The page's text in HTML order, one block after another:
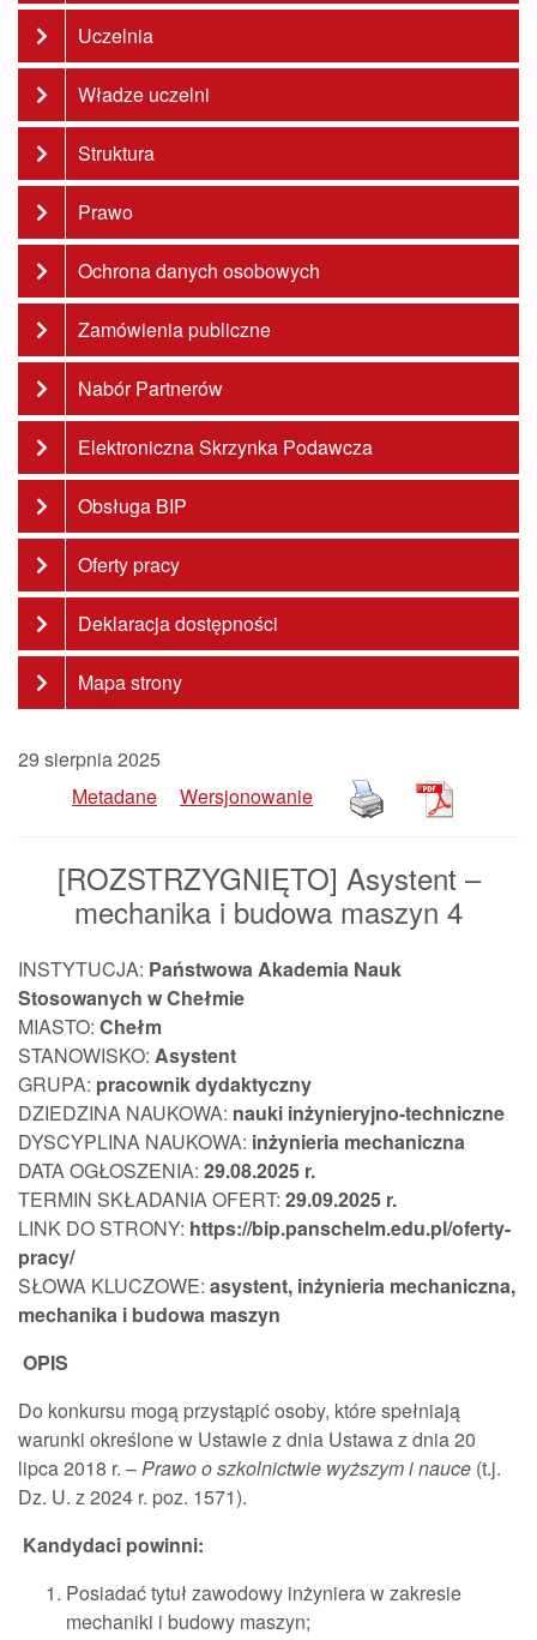
Uczelnia
Władze uczelni
Struktura
Prawo
Ochrona danych osobowych
Zamówienia publiczne
Nabór Partnerów
Elektroniczna Skrzynka Podawcza
Obsługa BIP
Oferty pracy
Deklaracja dostępności
Mapa strony
29 sierpnia 2025
Metadane
Wersjonowanie
[ROZSTRZYGNIĘTO] Asystent –
mechanika i budowa maszyn 4
INSTYTUCJA: Państwowa Akademia Nauk
Stosowanych w Chełmie
MIASTO: Chełm
STANOWISKO: Asystent
GRUPA: pracownikdydaktyczny
DZIEDZINA NAUKOWA: nauki inżynieryjno-techniczne
DYSCYPLINA NAUKOWA: inżynieria mechaniczna
DATA OGŁOSZENIA: 29.08.2025 r.
TERMIN SKŁADANIA OFERT: 29.09.2025 r.
LINK DO STRONY: https://bip.panschelm.edu.pl/oferty-
pracy/
SŁOWA KLUCZOWE: asystent, inżynieria mechaniczna,
mechanika i budowa maszyn
OPIS
Do konkursu mogą przystąpić osoby, które spełniają
warunki określone w Ustawie z dnia Ustawa z dnia 20
lipca 2018 r. –Prawo o szkolnictwie wyższym i nauce (t.j.
Dz. U. z 2024 r. poz. 1571).
Kandydaci powinni:
Posiadać tytuł zawodowy inżyniera w zakresie
mechaniki i budowy maszyn;